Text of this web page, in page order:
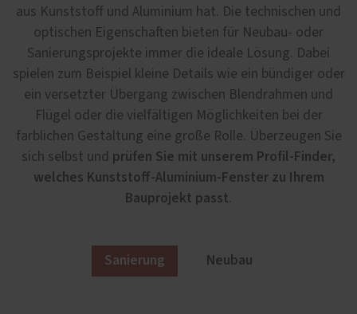
aus Kunststoff und Aluminium hat. Die technischen und
optischen Eigenschaften bieten für Neubau- oder
Sanierungsprojekte immer die ideale Lösung. Dabei
spielen zum Beispiel kleine Details wie ein bündiger oder
ein versetzter Übergang zwischen Blendrahmen und
Flügel oder die vielfältigen Möglichkeiten bei der
farblichen Gestaltung eine große Rolle. Überzeugen Sie
sich selbst und prüfen Sie mit unserem Profil-Finder,
welches Kunststoff-Aluminium-Fenster zu Ihrem
Bauprojekt passt.
Sanierung Neubau